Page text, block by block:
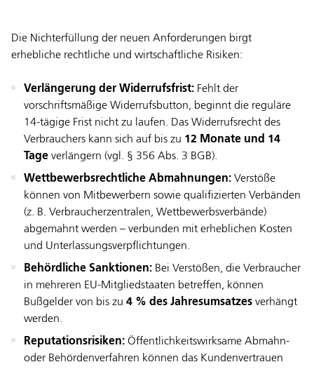
Die Nichterfüllung der neuen Anforderungen birgt
erhebliche rechtliche und wirtschaftliche Risiken:
Verlängerung der Widerrufsfrist: Fehlt der
vorschriftsmäßige Widerrufsbutton, beginnt die reguläre
14-tägige Frist nicht zu laufen. Das Widerrufsrecht des
Verbrauchers kann sich auf bis zu 12 Monate und 14
Tage verlängern (vgl. § 356 Abs. 3 BGB).
Wettbewerbsrechtliche Abmahnungen: Verstöße
können von Mitbewerbern sowie qualifizierten Verbänden
(z. B. Verbraucherzentralen, Wettbewerbsverbände)
abgemahnt werden – verbunden mit erheblichen Kosten
und Unterlassungsverpflichtungen.
Behördliche Sanktionen: Bei Verstößen, die Verbraucher
in mehreren EU-Mitgliedstaaten betreffen, können
Bußgelder von bis zu 4 % des Jahresumsatzes verhängt
werden.
Reputationsrisiken: Öffentlichkeitswirksame Abmahn-
oder Behördenverfahren können das Kundenvertrauen